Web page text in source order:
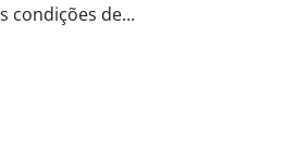
condições de...